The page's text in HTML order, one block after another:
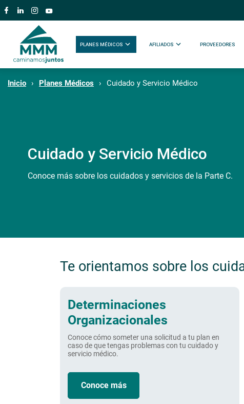
PLANES MÉDICOS AFILIADOS PROVEEDORES
Inicio Planes Médicos Cuidado y Servicio Médico
Cuidado y Servicio Médico
Conoce más sobre los cuidados y servicios de la Parte C.
Te orientamos sobre los
Determinaciones
Organizacionales
Conoce cómo someter una solicitud a tu plan en
caso de que tengas problemas con tu cuidado y
servicio médico.
Conoce más